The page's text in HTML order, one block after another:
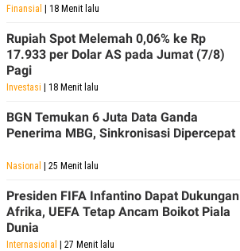
SITEMAP PROFILE
TERM
OF
USE
PEDOMAN
PEMBERITAAN
PRIVACY
POLICY
Finansial | 18 Menit lalu
Rupiah Spot Melemah 0,06% ke Rp
17.933 per Dolar AS pada Jumat (7/8)
Pagi
Investasi | 18 Menit lalu
BGN Temukan 6 Juta Data Ganda
Penerima MBG, Sinkronisasi Dipercepat
Nasional | 25 Menit lalu
Presiden FIFA Infantino Dapat Dukungan
Afrika, UEFA Tetap Ancam Boikot Piala
Dunia
Internasional | 27 Menit lalu